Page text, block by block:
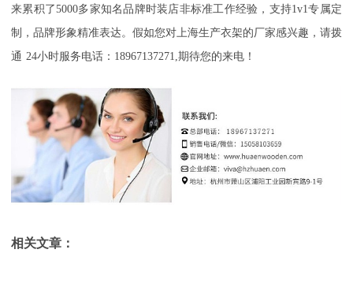
来累积了5000多家知名品牌时装店非标准工作经验，支持1v1专属定
制，品牌形象精准表达。假如您对上海生产衣架的厂家感兴趣，请拨
通 24小时服务电话：18967137271,期待您的来电！
相关文章：